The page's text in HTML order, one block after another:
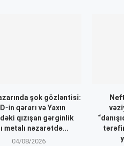
şok gözləntisi:
in qərarı və Yaxın
qızışan gərginlik
metalı nəzarətdə...
04/08/2026